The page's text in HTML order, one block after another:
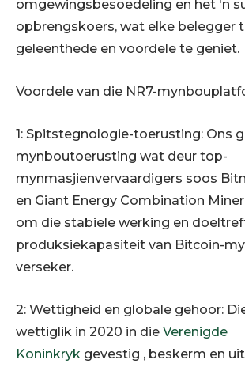
omgewingsbesoedeling en het 'n
opbrengskoers, wat elke belegger
geleenthede en voordele te geniet.
Voordele van die NR7-
1: Spitstegnologie-toerusting: Ons
mynboutoerusting wat deur top-
mynmasjienvervaardigers soos
en Giant Energy Combination
om die stabiele werking en
produksiekapasiteit van Bitcoin-
verseker.
2: Wettigheid en globale gehoor:
wettiglik in 2020 in die Verenigde
Koninkryk gevestig , beskerm en